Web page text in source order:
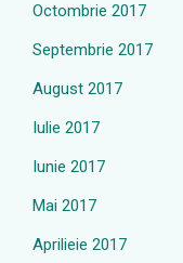
Octombrie 2017
Septembrie 2017
August 2017
Iulie 2017
Iunie 2017
Mai 2017
Aprilieie 2017